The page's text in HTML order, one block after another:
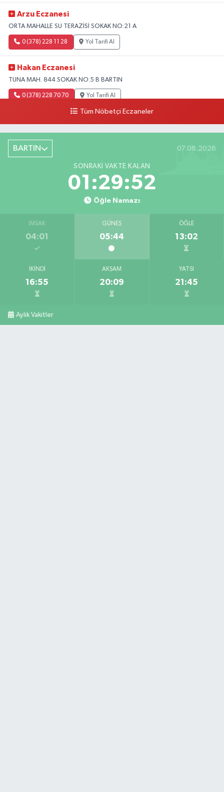
Arzu Eczanesi
ORTA MAHALLE SU TERAZİSİ SOKAK NO:21 A
0 (378) 228 11 28 Yol Tarifi Al
Hakan Eczanesi
TUNA MAH. 844.SOKAK NO:5 B BARTIN
0 (378) 228 70 70 Yol Tarifi Al
Tüm Nöbetçi Eczaneler
BARTIN 07.08.2026
SONRAKI VAKTE KALAN
01:29:51
Öğle Namazı
İMSAK
04:01
GÜNEŞ
05:44
ÖĞLE
13:02
İKINDI
16:55
AKŞAM
20:09
YATSI
21:45
Aylık Vakitler